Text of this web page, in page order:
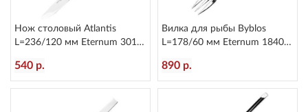
Нож столовый Atlantis
L=236/120 мм Eternum 3010-
540 р.
Вилка для рыбы Byblos
L=178/60 мм Eternum 1840-
890 р.